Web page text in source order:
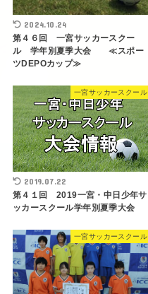
2024.10.24
第４６回 一宮サッカースクー
ル 学年別夏季大会 ≪スポー
ツDEPOカップ≫
一宮サッカースクール
2019.07.22
第４１回 2019一宮・中日少年サ
ッカースクール学年別夏季大会
一宮サッカースクール